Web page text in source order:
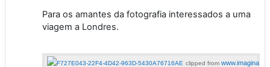
Para os amantes da fotografia interessados a uma
viagem a Londres.
clipped from www.imagina.pt